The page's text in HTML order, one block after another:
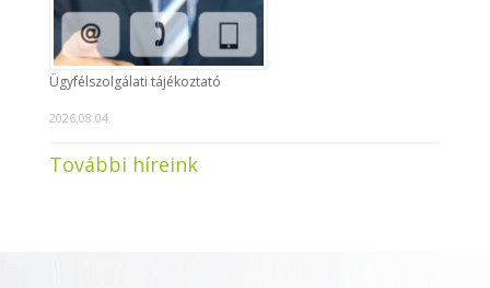
Ügyfélszolgálati tájékoztató
2026.08.04.
További híreink